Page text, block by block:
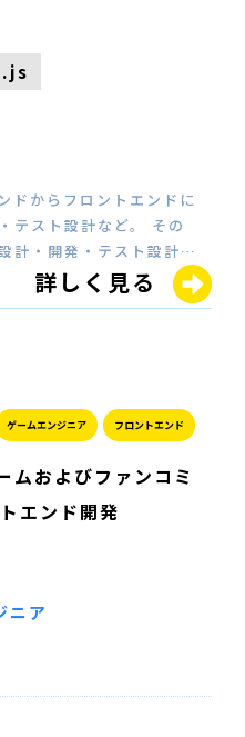
ドからフロントエンドに
テスト設計など。 その
計・開発・テスト設計…
詳しく見る
ゲームエンジニア フロントエンド
ムおよびファンコミ
エンド開発
ニア